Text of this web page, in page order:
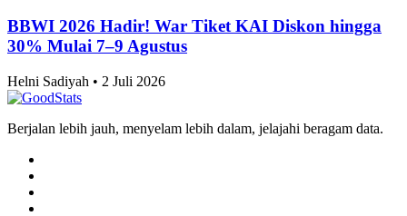
BBWI 2026 Hadir! War Tiket KAI Diskon hingga
30% Mulai 7–9 Agustus
Helni Sadiyah • 2 Juli 2026
Berjalan lebih jauh, menyelam lebih dalam, jelajahi beragam data.